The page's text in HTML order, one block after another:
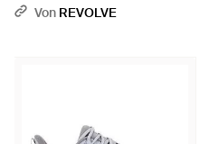
Von REVOLVE